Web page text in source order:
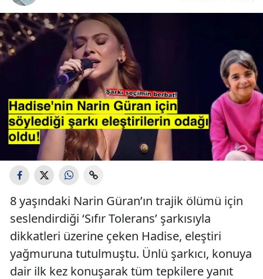
8 yaşındaki Narin Güran’ın trajik ölümü için
seslendirdiği ‘Sıfır Tolerans’ şarkısıyla
dikkatleri üzerine çeken Hadise, eleştiri
yağmuruna tutulmuştu. Ünlü şarkıcı, konuya
dair ilk kez konuşarak tüm tepkilere yanıt